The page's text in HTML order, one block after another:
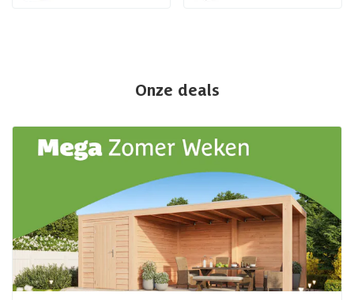
Onze deals